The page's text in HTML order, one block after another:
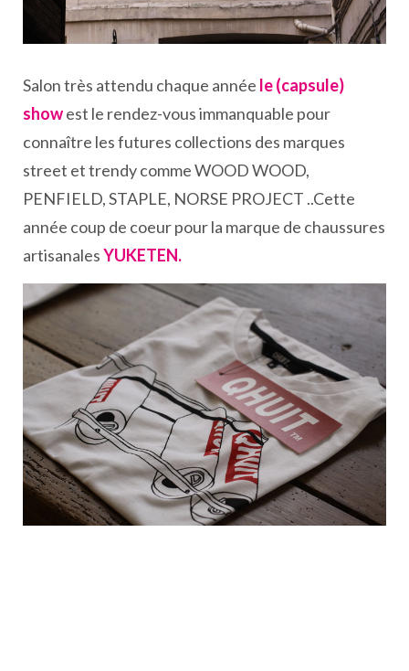
Salon très attendu chaque année le (capsule)
showest le rendez-vous immanquable pour
connaître les futures collections des marques
street et trendy comme WOOD WOOD,
PENFIELD, STAPLE, NORSE PROJECT ..Cette
année coup de coeur pour la marque de chaussures
artisanalesYUKETEN.